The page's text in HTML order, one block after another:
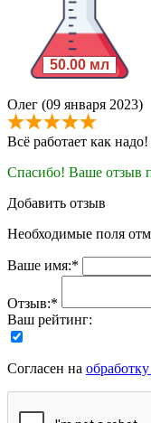
50.00 мл
Олег (09 января 2023)
Всё работает как
Спасибо! Ваше отзыв
Добавить отзыв
Необходимые поля
Ваше имя:*
Отзыв:*
Ваш рейтинг:
Согласен на